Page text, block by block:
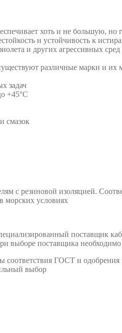
хоть и не большую, но
и устойчивость к
и других агрессивных сред
различные марки и
задач
+45°C
смазок
с резиновой изоляцией.
морских условиях
поставщик
выборе поставщика
соответствия ГОСТ и одобрения
выбор